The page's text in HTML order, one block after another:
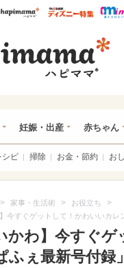
ウレぴあ総研ハピママ* ウレ
妊娠・出産 赤ちゃん
シピ 掃除 お金・節約 お
> 家事・生活術 > お役立ち >
】今すぐゲットして！かわいいカ
かわ】今すぐ
ふぇ最新号付録